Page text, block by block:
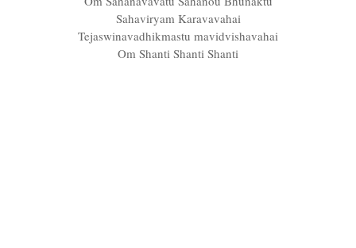
Sahaviryam Karavavahai
Tejaswinavadhikmastu mavidvishavahai
Om Shanti Shanti Shanti